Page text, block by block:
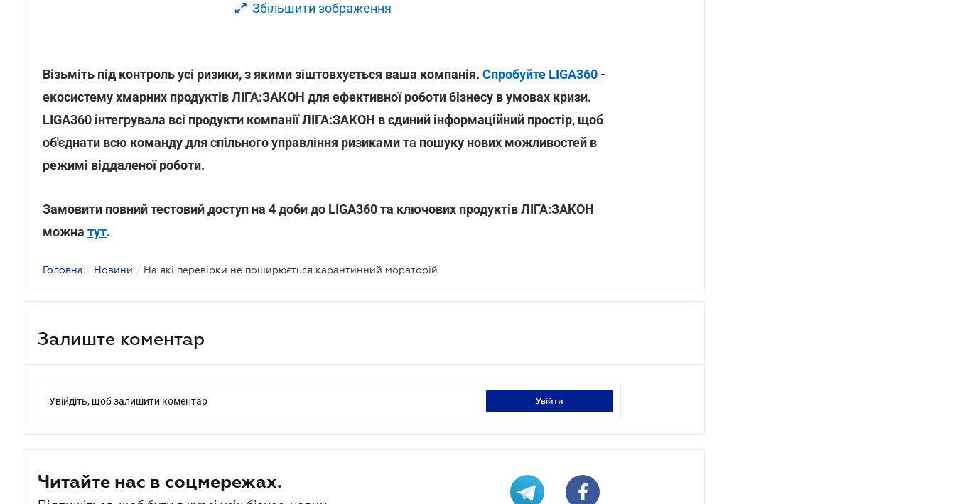
Збільшити зображення
Візьміть під контроль усі ризики, з якими зіштовхується ваша компанія. Спробуйте LIGA360 -
екосистему хмарних продуктів ЛІГА:ЗАКОН для ефективної роботи бізнесу в умовах кризи.
LIGA360 інтегрувала всі продукти компанії ЛІГА:ЗАКОН в єдиний інформаційний простір, щоб
об'єднати всю команду для спільного управління ризиками та пошуку нових можливостей в
режимі віддаленої роботи.
Замовити повний тестовий доступ на 4 доби до LIGA360 та ключових продуктів ЛІГА:ЗАКОН
можна тут.
Головна / Новини / На які перевірки не поширюється карантинний мораторій
Залиште коментар
Увійдіть, щоб залишити коментар увійти
Читайте нас в соцмережах.